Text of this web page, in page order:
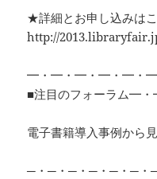
★詳細とお申し込みは
http://
━・━・━・━・━・
■注目のフォーラム
電子書籍導入事例から
─・─・─・─・─・─・